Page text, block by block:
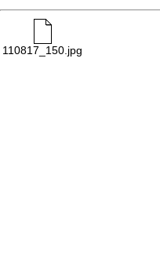
110817_150.jpg